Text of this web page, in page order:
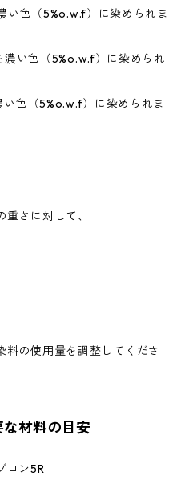
色（5%o.w.f）に染められま
い色（5%o.w.f）に染められ
色（5%o.w.f）に染められま
さに対して、
の使用量を調整してくださ
材料の目安
ロン5R